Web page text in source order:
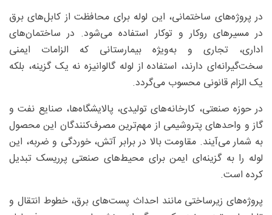
در پروژه‌های ساختمانی، این لوله برای محافظت از کابل‌های برق
در مسیرهای روکار و توکار استفاده می‌شود. در ساختمان‌های
اداری، تجاری و به‌ویژه بیمارستانی که الزامات ایمنی
سخت‌گیرانه‌ای دارند، استفاده از لوله گالوانیزه نه یک گزینه، بلکه
یک الزام قانونی محسوب می‌گردد.
در حوزه صنعتی، کارخانه‌های تولیدی، پالایشگاه‌ها، صنایع نفت و
گاز و واحدهای پتروشیمی از مهم‌ترین مصرف‌کنندگان این محصول
به شمار می‌آیند. مقاومت بالا در برابر آتش، خوردگی و ضربه، این
لوله را به گزینه‌ای ایمن برای محیط‌های صنعتی پرریسک تبدیل
کرده است.
پروژه‌های زیرساختی مانند احداث پست‌های برق، خطوط انتقال و